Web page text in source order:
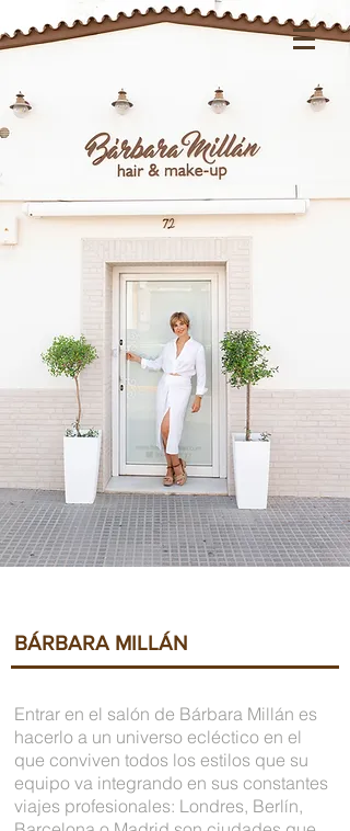
BÁRBARA MILLÁN
Entrar en el salón de Bárbara Millán es
hacerlo a un universo ecléctico en el
que conviven todos los estilos que su
equipo va integrando en sus constantes
viajes profesionales: Londres, Berlín,